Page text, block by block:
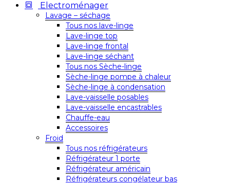
Electroménager
Lavage – séchage
Tous nos lave-linge
Lave-linge top
Lave-linge frontal
Lave-linge séchant
Tous nos Sèche-linge
Sèche-linge pompe à chaleur
Sèche-linge à condensation
Lave-vaisselle posables
Lave-vaisselle encastrables
Chauffe-eau
Accessoires
Froid
Tous nos réfrigérateurs
Réfrigérateur 1 porte
Réfrigérateur américain
Réfrigérateurs congélateur bas